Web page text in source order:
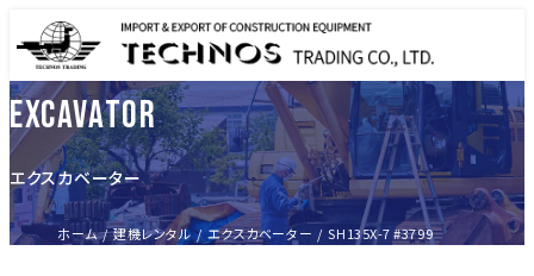
EXCAVATOR
エクスカベーター
ホーム 建機レンタル エクスカベーター SH135X-7 #3799